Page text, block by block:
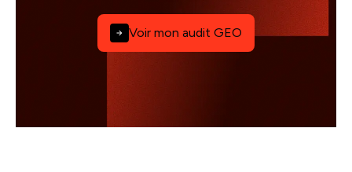
Voir mon audit GEO